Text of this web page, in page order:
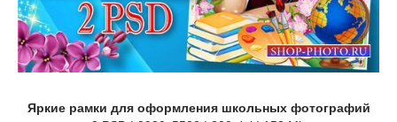
Яркие рамки для оформления школьных фотографий